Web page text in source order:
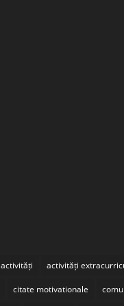
activități activități
citate motivationale